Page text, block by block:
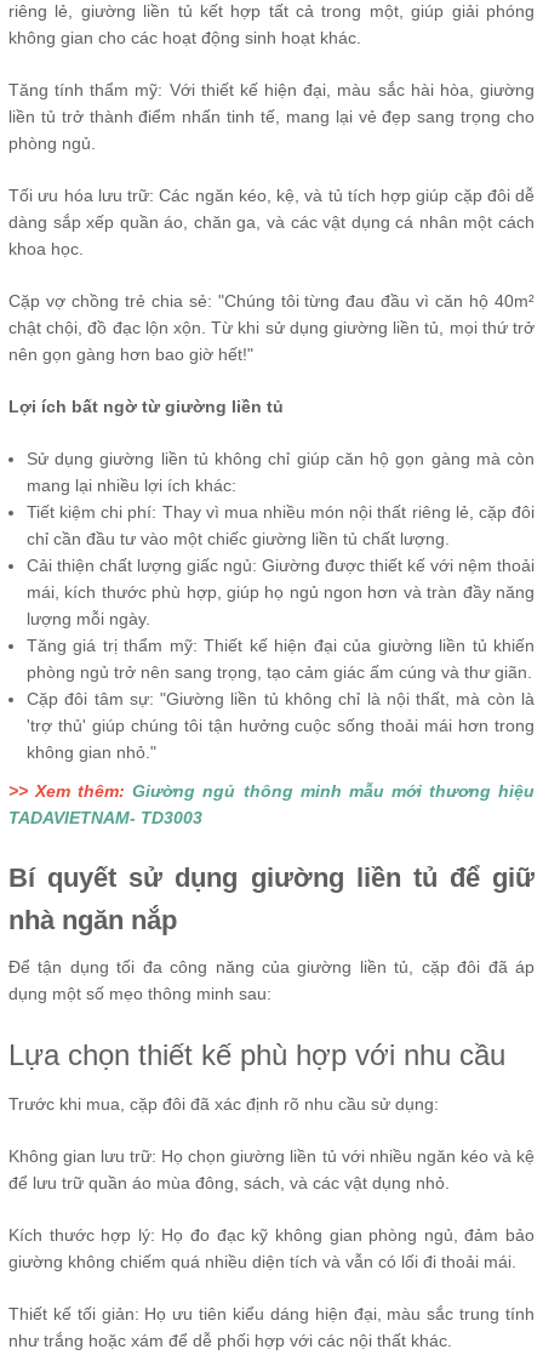
riêng lẻ, giường liền tủ kết hợp tất cả trong một, giúp giải phóng
không gian cho các hoạt động sinh hoạt khác.
Tăng tính thẩm mỹ: Với thiết kế hiện đại, màu sắc hài hòa, giường
liền tủ trở thành điểm nhấn tinh tế, mang lại vẻ đẹp sang trọng cho
phòng ngủ.
Tối ưu hóa lưu trữ: Các ngăn kéo, kệ, và tủ tích hợp giúp cặp đôi dễ
dàng sắp xếp quần áo, chăn ga, và các vật dụng cá nhân một cách
khoa học.
Cặp vợ chồng trẻ chia sẻ: "Chúng tôi từng đau đầu vì căn hộ 40m²
chật chội, đồ đạc lộn xộn. Từ khi sử dụng giường liền tủ, mọi thứ trở
nên gọn gàng hơn bao giờ hết!"
Lợi ích bất ngờ từ giường liền tủ
Sử dụng giường liền tủ không chỉ giúp căn hộ gọn gàng mà còn
mang lại nhiều lợi ích khác:
Tiết kiệm chi phí: Thay vì mua nhiều món nội thất riêng lẻ, cặp đôi
chỉ cần đầu tư vào một chiếc giường liền tủ chất lượng.
Cải thiện chất lượng giấc ngủ: Giường được thiết kế với nệm thoải
mái, kích thước phù hợp, giúp họ ngủ ngon hơn và tràn đầy năng
lượng mỗi ngày.
Tăng giá trị thẩm mỹ: Thiết kế hiện đại của giường liền tủ khiến
phòng ngủ trở nên sang trọng, tạo cảm giác ấm cúng và thư giãn.
Cặp đôi tâm sự: "Giường liền tủ không chỉ là nội thất, mà còn là
'trợ thủ' giúp chúng tôi tận hưởng cuộc sống thoải mái hơn trong
không gian nhỏ."
>> Xem thêm:Giường ngủ thông minh mẫu mới thương hiệu
TADAVIETNAM- TD3003
Bí quyết sử dụng giường liền tủ để giữ
nhà ngăn nắp
Để tận dụng tối đa công năng của giường liền tủ, cặp đôi đã áp
dụng một số mẹo thông minh sau:
Lựa chọn thiết kế phù hợp với nhu cầu
Trước khi mua, cặp đôi đã xác định rõ nhu cầu sử dụng:
Không gian lưu trữ: Họ chọn giường liền tủ với nhiều ngăn kéo và kệ
để lưu trữ quần áo mùa đông, sách, và các vật dụng nhỏ.
Kích thước hợp lý: Họ đo đạc kỹ không gian phòng ngủ, đảm bảo
giường không chiếm quá nhiều diện tích và vẫn có lối đi thoải mái.
Thiết kế tối giản: Họ ưu tiên kiểu dáng hiện đại, màu sắc trung tính
như trắng hoặc xám để dễ phối hợp với các nội thất khác.